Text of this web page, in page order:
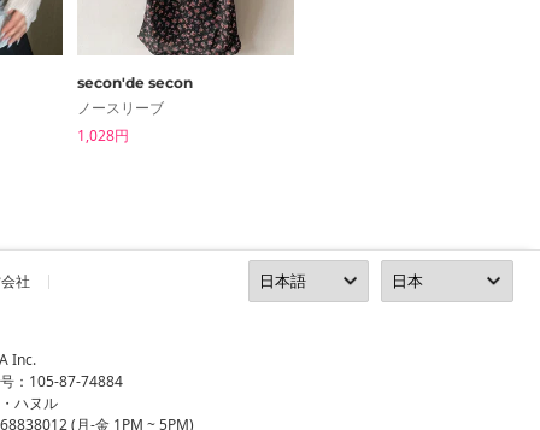
secon'de secon
ノースリーブ
1,028円
社
Inc.
：105-87-74884
ハヌル
(月-金 1PM ~ 5PM)